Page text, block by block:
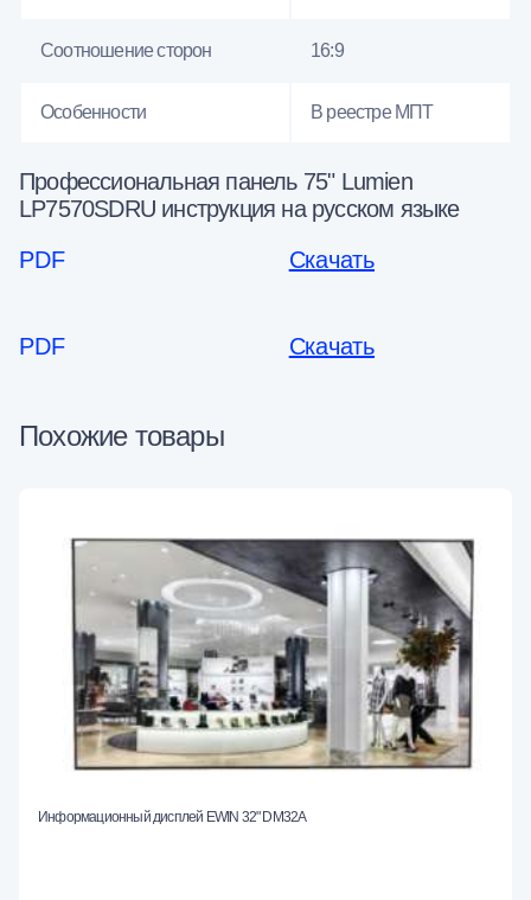
Соотношение сторон 16:9
Особенности В реестре МПТ
Профессиональная панель 75" Lumien
LP7570SDRU инструкция на русском языке
PDF
Скачать
PDF Скачать
Похожие товары
Информационный дисплей EWIN 32" DM32A